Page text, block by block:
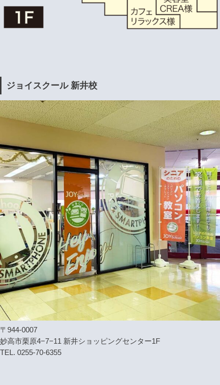
ジョイスクール 新井校
〒944-0007
妙高市栗原4−7−11 新井ショッピングセンター1F
TEL. 0255-70-6355